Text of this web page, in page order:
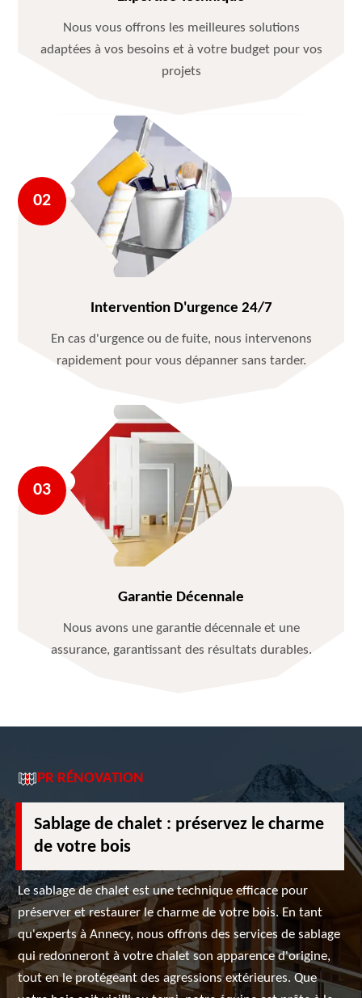
Nous vous offrons les meilleures solutions
adaptées à vos besoins et à votre budget pour vos
projets
Intervention D'urgence 24/7
En cas d'urgence ou de fuite, nous intervenons
rapidement pour vous dépanner sans tarder.
Garantie Décennale
Nous avons une garantie décennale et une
assurance, garantissant des résultats durables.
PR RÉNOVATION
Sablage de chalet : préservez le charme
de votre bois
Le sablage de chalet est une technique efficace pour
préserver et restaurer le charme de votre bois. En tant
qu'experts à Annecy, nous offrons des services de sablage
qui redonneront à votre chalet son apparence d'origine,
tout en le protégeant des agressions extérieures. Que